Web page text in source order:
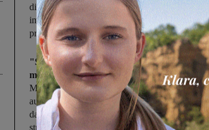
distrofia muscolare. Paola Nepi è stata
importanti battaglie di civiltà, da quelle per il
professionalizzazione delle badanti.
"So bene – scrive Brogi – che occorre che
morte per intitolare una strada, ad una
Ma la Prefettura, anche su sollecitazione del
autorizzare l’eccezione. Quale eccezione più
dalle nostre comunità, sarebbe la intitolazione
strada alla memoria ed al merito di Paola Nepi".